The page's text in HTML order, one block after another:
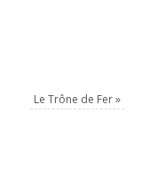
Le Trône de Fer»